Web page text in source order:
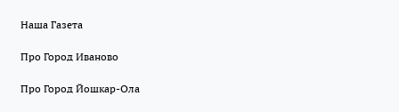
Наша Газета
Про Город Иваново
Про Город Йошкар-Ола